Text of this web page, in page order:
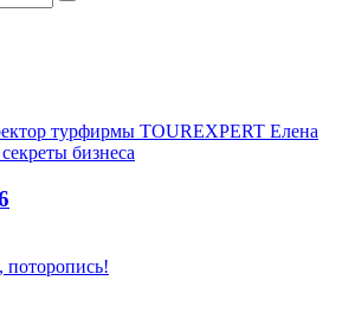
турфирмы TOUREXPERT Елена
бизнеса
поторопись!